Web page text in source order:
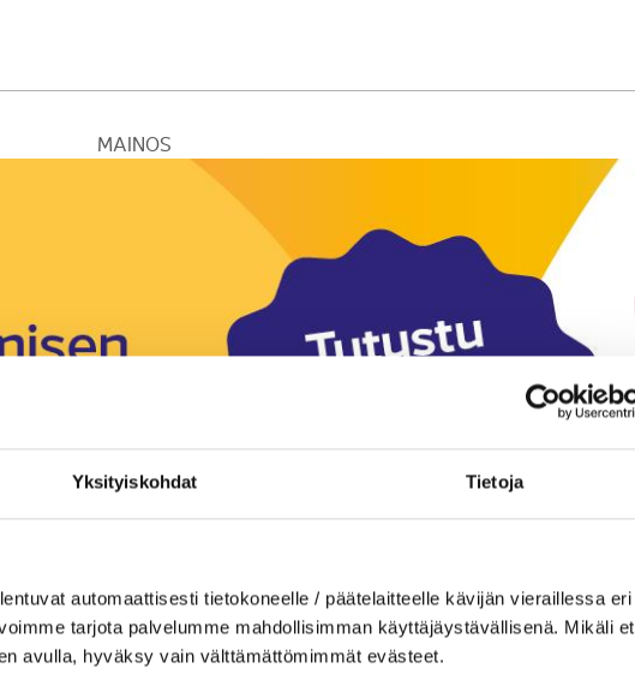
Yksityiskohdat Tietoja
automaattisesti tietokoneelle / päätelaitteelle kävijän vieraillessa eri
tarjota palvelumme mahdollisimman käyttäjäystävällisenä. Mikäli et
avulla, hyväksy vain välttämättömimmät evästeet.
MAINOS